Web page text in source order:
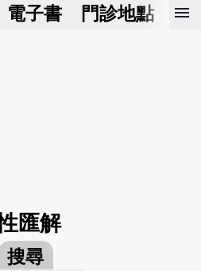
電子書 門診地點 預
menu
匯解
搜尋